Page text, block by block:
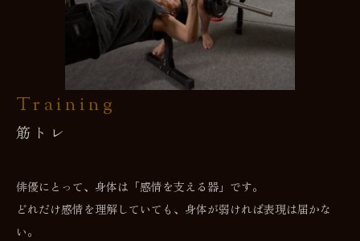
Training
筋トレ
俳優にとって、身体は「感情を支える器」です。
どれだけ感情を理解していても、身体が弱ければ表現は届かな
い。